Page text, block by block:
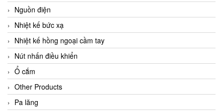
Nguồn điện
Nhiệt kế bức xạ
Nhiệt kế hồng ngoại cầm tay
Nút nhấn điều khiển
Ổ cắm
Other Products
Pa lăng